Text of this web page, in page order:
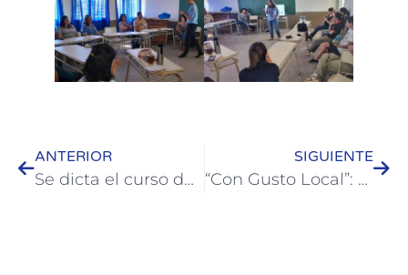
ANTERIOR
Se dicta el curso de cabezones en diferentes barrios de Colón
SIGUIENTE
“Con Gusto Local”: una experiencia gastronómica en las pantallas de Entre Ríos